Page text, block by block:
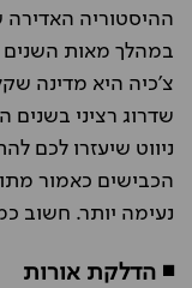
ההיסטוריה
במהלך מאות השנים
צ'כיה היא מדינה
שדרוג רציני
ניווט שיעזרו לכם
הכבישים כאמור
נעימה יותר. חשוב
◾ הדלקת אורות